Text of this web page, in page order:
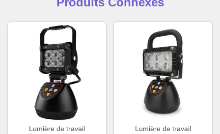
Lumière de travail
Lumière de travail